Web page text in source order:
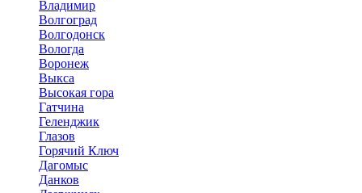
Владимир
Волгоград
Волгодонск
Вологда
Воронеж
Выкса
Высокая гора
Гатчина
Геленджик
Глазов
Горячий Ключ
Дагомыс
Данков